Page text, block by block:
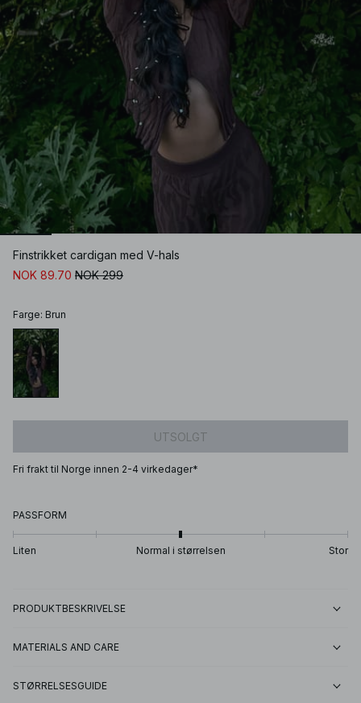
Finstrikket cardigan med V-hals
NOK 89.70 NOK 299
Farge: Brun
UTSOLGT
Fri frakt til Norge innen 2-4 virkedager*
PASSFORM
Liten Normal i størrelsen Stor
PRODUKTBESKRIVELSE
MATERIALS AND CARE
STØRRELSESGUIDE